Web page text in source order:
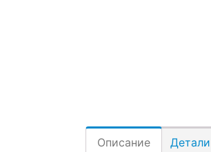
Описание Детали